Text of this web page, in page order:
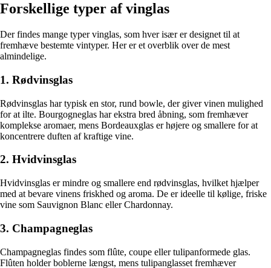
Forskellige typer af vinglas
Der findes mange typer vinglas, som hver især er designet til at
fremhæve bestemte vintyper. Her er et overblik over de mest
almindelige.
1. Rødvinsglas
Rødvinsglas har typisk en stor, rund bowle, der giver vinen mulighed
for at ilte. Bourgogneglas har ekstra bred åbning, som fremhæver
komplekse aromaer, mens Bordeauxglas er højere og smallere for at
koncentrere duften af kraftige vine.
2. Hvidvinsglas
Hvidvinsglas er mindre og smallere end rødvinsglas, hvilket hjælper
med at bevare vinens friskhed og aroma. De er ideelle til kølige, friske
vine som Sauvignon Blanc eller Chardonnay.
3. Champagneglas
Champagneglas findes som flûte, coupe eller tulipanformede glas.
Flûten holder boblerne længst, mens tulipanglasset fremhæver